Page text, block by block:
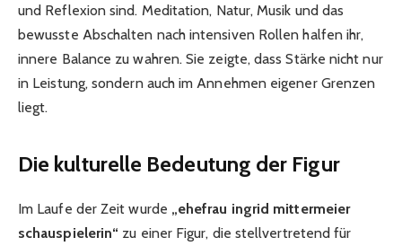
und Reflexion sind. Meditation, Natur, Musik und das
bewusste Abschalten nach intensiven Rollen halfen ihr,
innere Balance zu wahren. Sie zeigte, dass Stärke nicht nur
in Leistung, sondern auch im Annehmen eigener Grenzen
liegt.
Die kulturelle Bedeutung der Figur
Im Laufe der Zeit wurde „ehefrau ingrid mittermeier
schauspielerin“ zu einer Figur, die stellvertretend für